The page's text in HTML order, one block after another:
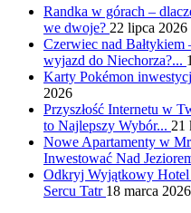
Randka w górach –
we dwoje? 22 lipca 2026
Czerwiec nad Bałtykiem
wyjazd do Niechorza?...
Karty Pokémon
2026
Przyszłość Internetu w
to Najlepszy Wybór... 21
Nowe Apartamenty w
Inwestować Nad
Odkryj Wyjątkowy
Sercu Tatr 18 marca 2026